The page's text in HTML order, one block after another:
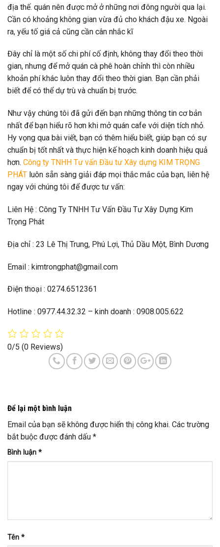
địa thế. quán nên được mở ở những nơi đông người qua lại.
Cần có khoảng không gian vừa đủ cho khách đậu xe. Ngoài
ra, yếu tố giá cả cũng cần cân nhắc kĩ
Đây chỉ là một số chi phí cố định, không thay đổi theo thời
gian, nhưng để mở quán cà phê hoàn chỉnh thì còn nhiều
khoản phí khác luôn thay đổi theo thời gian. Bạn cần phải
biết để có thể dự trù và chuẩn bị trước.
Như vậy chúng tôi đã gửi đến bạn những thông tin cơ bản
nhất để bạn hiểu rõ hơn khi mở quán cafe với diện tích nhỏ.
Hy vọng qua bài viết, bạn có thêm hiểu biết, giúp bạn có sự
chuẩn bị tốt nhất và thực hiện kế hoạch kinh doanh hiệu quả
hơn. Công ty TNHH Tư vấn Đầu tư Xây dựng KIM TRỌNG
PHÁT luôn sẵn sàng giải đáp mọi thắc mắc của bạn, liên hệ
ngay với chúng tôi để được tư vấn:
Liên Hệ : Công Ty TNHH Tư Vấn Đầu Tư Xây Dựng Kim
Trọng Phát
Địa chỉ : 23 Lê Thị Trung, Phú Lợi, Thủ Dầu Một, Bình Dương
Email : kimtrongphat@gmail.com
Điện thoại : 0274.6512361
Hotline : 0977.44.32.32 – kinh doanh : 0908.005.622
0/5 (0 Reviews)
Để lại một bình luận
Email của bạn sẽ không được hiển thị công khai. Các trường
bắt buộc được đánh dấu *
Bình luận *
Tên *